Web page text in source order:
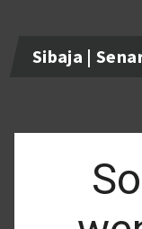
Sibaja |